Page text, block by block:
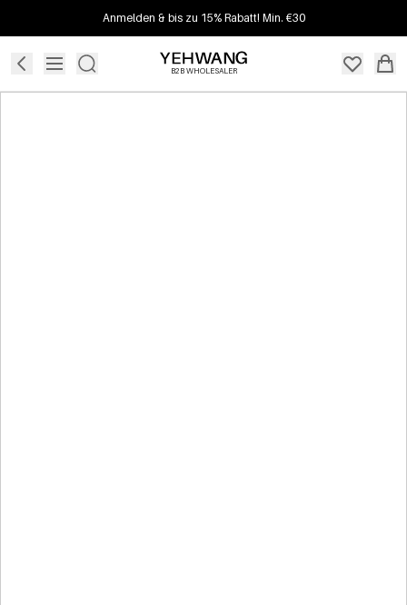
Anmelden & bis zu 15% Rabatt! Min. €30
B2B WHOLESALER